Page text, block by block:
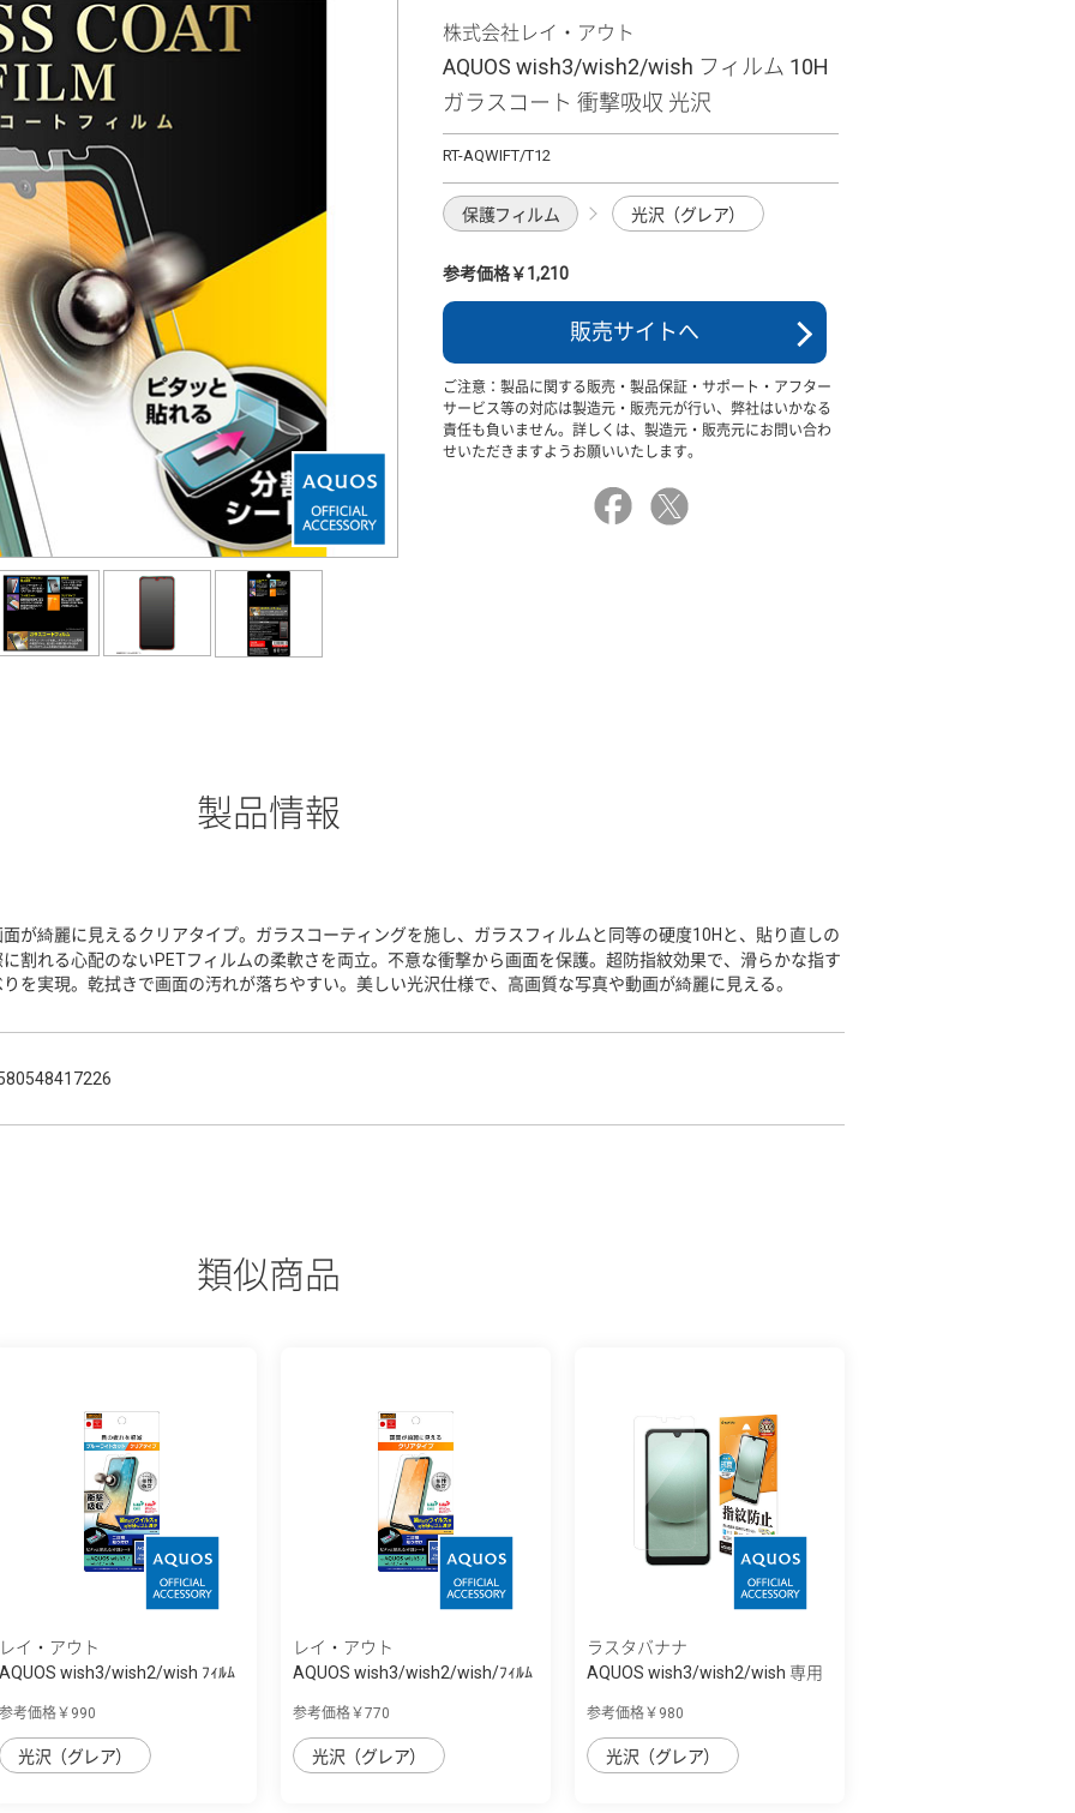
株式会社レイ・アウト
AQUOS wish3/wish2/wish フィルム 10H
ガラスコート 衝撃吸収 光沢
RT-AQWIFT/T12
保護フィルム 光沢（グレア）
参考価格￥1,210
販売サイトへ
ご注意：製品に関する販売・製品保証・サポート・アフター
サービス等の対応は製造元・販売元が行い、弊社はいかなる
責任も負いません。詳しくは、製造元・販売元にお問い合わ
せいただきますようお願いいたします。
製品情報
面が綺麗に見えるクリアタイプ。ガラスコーティングを施し、ガラスフィルムと同等の硬度10Hと、貼り直しの
に割れる心配のないPETフィルムの柔軟さを両立。不意な衝撃から画面を保護。超防指紋効果で、滑らかな指す
りを実現。乾拭きで画面の汚れが落ちやすい。美しい光沢仕様で、高画質な写真や動画が綺麗に見える。
類似商品
レイ・アウト
AQUOS wish3/wish2/wish ﾌｨﾙﾑ
参考価格￥990
光沢（グレア）
レイ・アウト
AQUOS wish3/wish2/wish/ﾌｨﾙﾑ
参考価格￥770
光沢（グレア）
ラスタバナナ
AQUOS wish3/wish2/wish 専用
参考価格￥980
光沢（グレア）